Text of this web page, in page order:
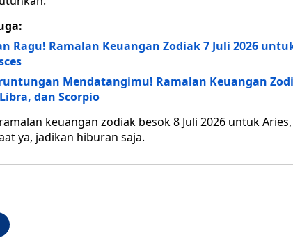
Ragu! Ramalan Keuangan Zodiak 7 Juli 2026
Mendatangimu! Ramalan Keuangan
dan Scorpio
keuangan zodiak besok 8 Juli 2026 untuk
ya, jadikan hiburan saja.